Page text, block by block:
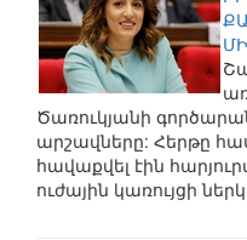
Ծառուկյանի
արշավները: Հերթը
հավաքվել էին
ուժային կառույցի